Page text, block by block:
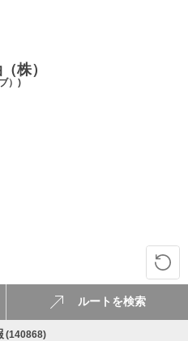
株）
）)
(140868)
ルートを検索